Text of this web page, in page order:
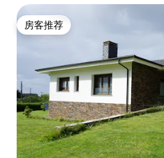
房客推荐
房客推荐